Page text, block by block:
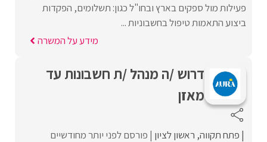
פעילות מול ספקים בארץ ובחו"ל כגון: תשלומים, הפקדות
ביצוע התאמות טיפול בחשבוניות ...
מידע על המשרה
דרוש /ה מנהל /ת חשבונות עד
מאזן
פתח תקווה ראשון לציון פורסם לפני יותר מחודשיים